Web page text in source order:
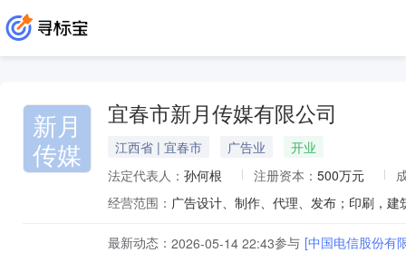
新月
传媒
宜春市新月传媒有限公司
江西省 | 宜春市 广告业
开业
法定代表人： 孙何根 注册资本： 500万元
经营范围： 广告设计、制作、代理、发布；印刷，
最新动态： 2026-05-14 22:43参与 [中国电信股份有